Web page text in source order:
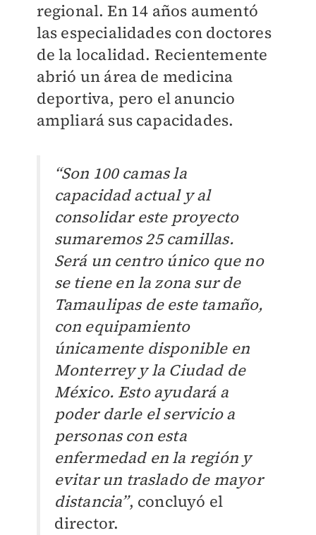
regional. En 14 años aumentó
las especialidades con doctores
de la localidad. Recientemente
abrió un área de medicina
deportiva, pero el anuncio
ampliará sus capacidades.
“Son 100 camas la
capacidad actual y al
consolidar este proyecto
sumaremos 25 camillas.
Será un centro único que no
se tiene en la zona sur de
Tamaulipas de este tamaño,
con equipamiento
únicamente disponible en
Monterrey y la Ciudad de
México. Esto ayudará a
poder darle el servicio a
personas con esta
enfermedad en la región y
evitar un traslado de mayor
distancia”, concluyó el
director.